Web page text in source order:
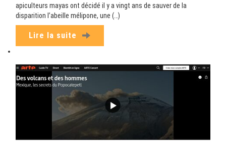
apiculteurs mayas ont décidé il y a vingt ans de sauver de la
disparition l’abeille mélipone, une (…)
Lire la suite